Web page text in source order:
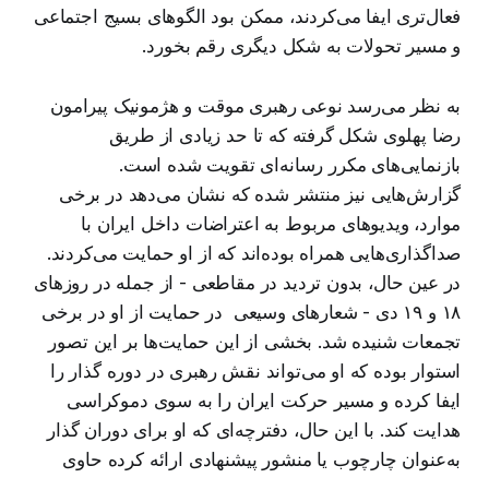
فعال‌تری ایفا می‌کردند، ممکن بود الگوهای بسیج اجتماعی
و مسیر تحولات به شکل دیگری رقم بخورد.
به نظر می‌رسد نوعی رهبری موقت و هژمونیک پیرامون
رضا پهلوی شکل گرفته که تا حد زیادی از طریق
بازنمایی‌های مکرر رسانه‌ای تقویت شده است.
گزارش‌هایی نیز منتشر شده که نشان می‌دهد در برخی
موارد، ویدیوهای مربوط به اعتراضات داخل ایران با
صداگذاری‌هایی همراه بوده‌اند که از او حمایت می‌کردند.
در عین حال، بدون تردید در مقاطعی - از جمله در روزهای
۱۸ و ۱۹ دی - شعارهای وسیعی در حمایت از او در برخی
تجمعات شنیده شد. بخشی از این حمایت‌ها بر این تصور
استوار بوده که او می‌تواند نقش رهبری در دوره گذار را
ایفا کرده و مسیر حرکت ایران را به سوی دموکراسی
هدایت کند. با این حال، دفترچه‌ای که او برای دوران گذار
به‌عنوان چارچوب یا منشور پیشنهادی ارائه کرده حاوی